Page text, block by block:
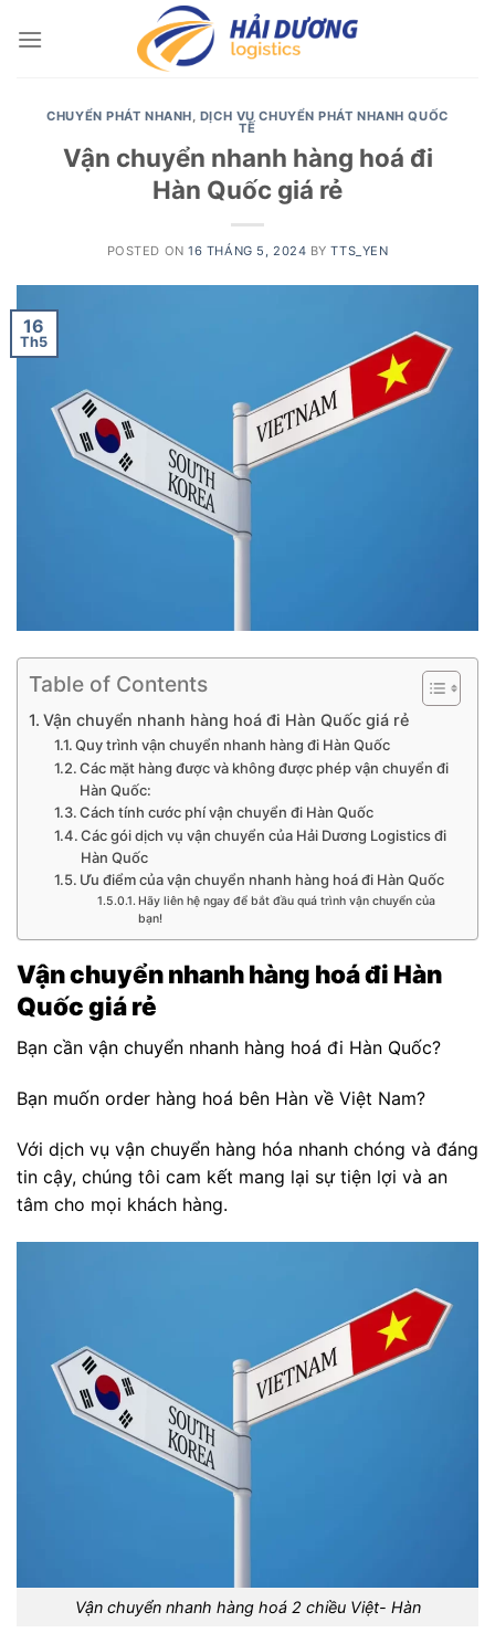
CHUYỂN PHÁT NHANH, DỊCH VỤ CHUYỂN PHÁT NHANH QUỐC
TẾ
Vận chuyển nhanh hàng hoá đi
Hàn Quốc giá rẻ
POSTED ON16 THÁNG 5, 2024 BYTTS_YEN
16
Th5
Table of Contents
Vận chuyển nhanh hàng hoá đi Hàn Quốc giá rẻ
Quy trình vận chuyển nhanh hàng đi Hàn Quốc
Các mặt hàng được và không được phép vận chuyển đi
Hàn Quốc:
Cách tính cước phí vận chuyển đi Hàn Quốc
Các gói dịch vụ vận chuyển của Hải Dương Logistics đi
Hàn Quốc
Ưu điểm của vận chuyển nhanh hàng hoá đi Hàn Quốc
Hãy liên hệ ngay để bắt đầu quá trình vận chuyển của
bạn!
Vận chuyển nhanh hàng hoá đi Hàn
Quốc giá rẻ
Bạn cần vận chuyển nhanh hàng hoá đi Hàn Quốc?
Bạn muốn order hàng hoá bên Hàn về Việt Nam?
Với dịch vụ vận chuyển hàng hóa nhanh chóng và đáng
tin cậy, chúng tôi cam kết mang lại sự tiện lợi và an
tâm cho mọi khách hàng.
Vận chuyển nhanh hàng hoá 2 chiều Việt- Hàn